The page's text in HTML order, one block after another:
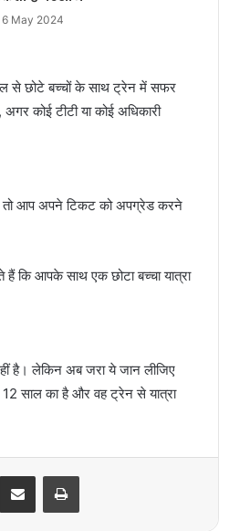
6 May 2024
से छोटे बच्चों के साथ ट्रेन में सफर
कोई टीटी या कोई अधिकारी
तो आप अपने टिकट को अपग्रेड करने
कि आपके साथ एक छोटा बच्चा यात्रा
है। लेकिन अब जरा ये जान लीजिए
साल का है और वह ट्रेन से यात्रा
Richest Women in 2024:
News : कोई भी बाहरी इंसान रात में
क्यों नहीं रुकता? जानिए इसके
On Electricity: अब मानव
Court News: कोर्ट में जज को
से सलाम करने पर एसीपी पर
मजिस्ट्रेट ने दिए ये आदेश
जानकार आप रह जाएगे
एवोकाडो खाने के फायदे